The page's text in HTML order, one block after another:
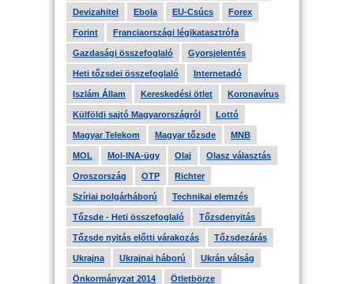
Devizahitel Ebola EU-Csúcs Forex
Forint Franciaországi légikatasztrófa
Gazdasági összefoglaló Gyorsjelentés
Heti tőzsdei összefoglaló Internetadó
Iszlám Állam Kereskedési ötlet Koronavírus
Külföldi sajtó Magyarországról Lottó
Magyar Telekom Magyar tőzsde MNB
MOL Mol-INA-ügy Olaj Olasz választás
Oroszország OTP Richter
Szíriai polgárháború Technikai elemzés
Tőzsde - Heti összefoglaló Tőzsdenyitás
Tőzsde nyitás előtti várakozás Tőzsdezárás
Ukrajna Ukrajnai háború Ukrán válság
Önkormányzat 2014 Ötletbörze